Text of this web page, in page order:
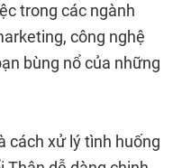
trong các ngành
công nghệ
bùng nổ của những
cách xử lý tình huống